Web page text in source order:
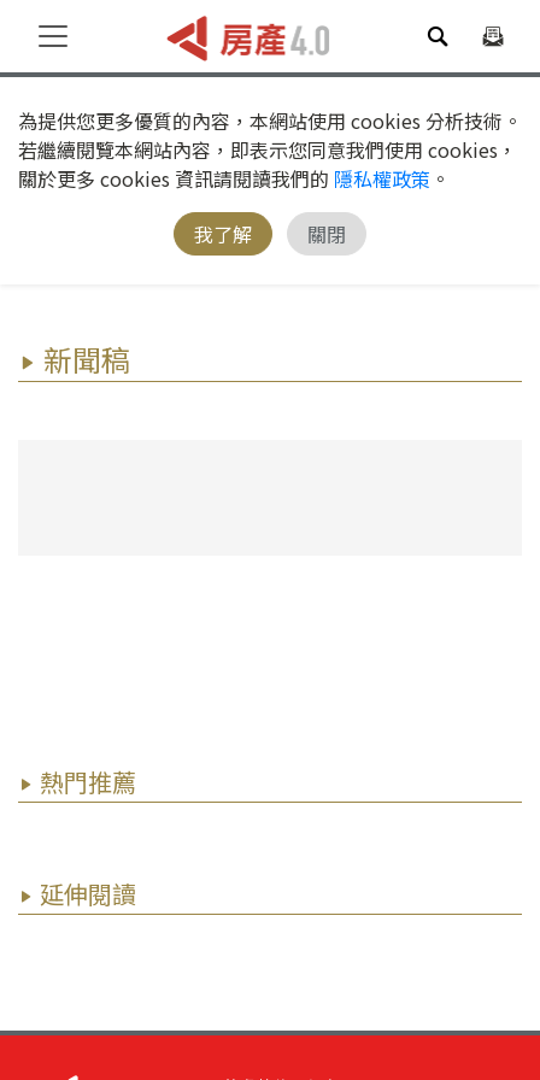
為提供您更多優質的內容，本網站使用 cookies 分析技術。
若繼續閱覽本網站內容，即表示您同意我們使用 cookies，
關於更多 cookies 資訊請閱讀我們的 隱私權政策 。
我了解
關閉
新聞稿
熱門推薦
延伸閱讀